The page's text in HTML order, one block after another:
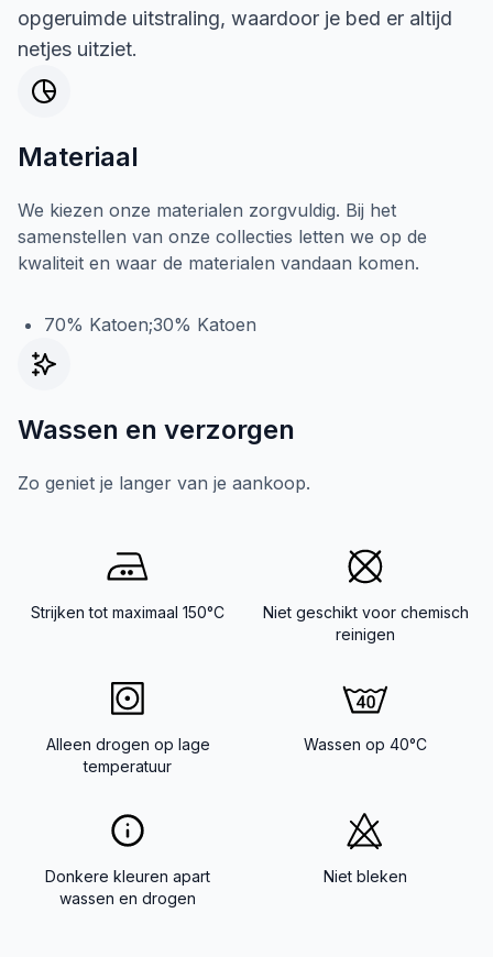
opgeruimde uitstraling, waardoor je bed er altijd
netjes uitziet.
Materiaal
We kiezen onze materialen zorgvuldig. Bij het
samenstellen van onze collecties letten we op de
kwaliteit en waar de materialen vandaan komen.
70% Katoen;30% Katoen
Wassen en verzorgen
Zo geniet je langer van je aankoop.
Strijken tot maximaal 150°C
Niet geschikt voor chemisch
reinigen
Alleen drogen op lage
temperatuur
Wassen op 40°C
Donkere kleuren apart
wassen en drogen
Niet bleken